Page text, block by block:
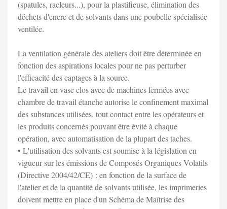
(spatules, racleurs...), pour la plastifieuse, élimination des
déchets d'encre et de solvants dans une poubelle spécialisée
ventilée.
La ventilation générale des ateliers doit être déterminée en
fonction des aspirations locales pour ne pas perturber
l'efficacité des captages à la source.
Le travail en vase clos avec de machines fermées avec
chambre de travail étanche autorise le confinement maximal
des substances utilisées, tout contact entre les opérateurs et
les produits concernés pouvant être évité à chaque
opération, avec automatisation de la plupart des taches.
• L'utilisation des solvants est soumise à la législation en
vigueur sur les émissions de Composés Organiques Volatils
(Directive 2004/42/CE) : en fonction de la surface de
l'atelier et de la quantité de solvants utilisée, les imprimeries
doivent mettre en place d'un Schéma de Maîtrise des